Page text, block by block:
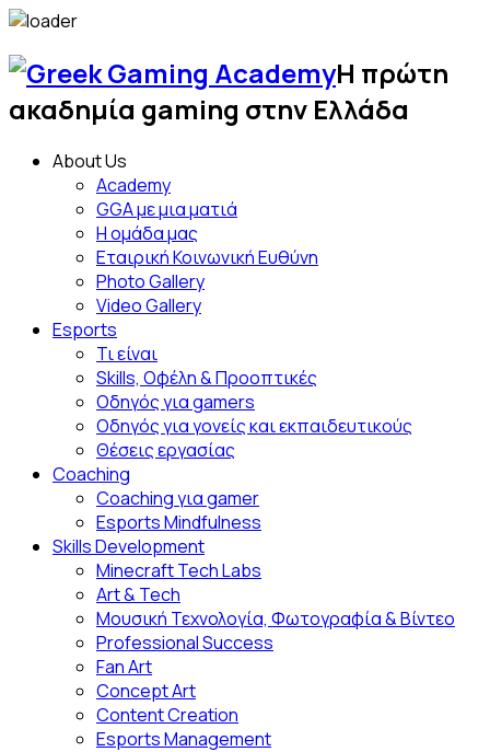
Skip
content
Η πρώτη
ακαδημία gaming στην Ελλάδα
About Us
Academy
GGA με μια ματιά
Η ομάδα μας
Εταιρική Κοινωνική Ευθύνη
Photo Gallery
Video Gallery
Esports
Τι είναι
Skills, Οφέλη & Προοπτικές
Οδηγός για gamers
Οδηγός για γονείς και εκπαιδευτικούς
Θέσεις εργασίας
Coaching
Coaching για gamer
Esports Mindfulness
Skills Development
Minecraft Tech Labs
Art & Tech
Μουσική Τεχνολογία, Φωτογραφία & Βίντεο
Professional Success
Fan Αrt
Concept Art
Content Creation
Esports Management